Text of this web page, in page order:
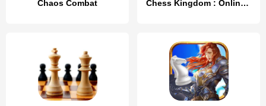
Chaos Combat Chess Kingdom : Online Chess